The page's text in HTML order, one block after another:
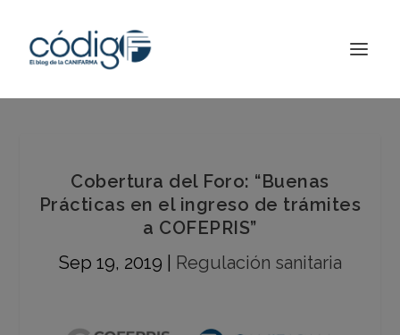
Cobertura del Foro: “Buenas
Prácticas en el ingreso de trámites
a COFEPRIS”
Sep 19, 2019
Regulación sanitaria